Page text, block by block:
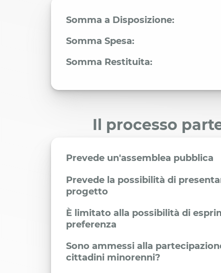
Somma a Disposizione:
Somma Spesa:
Somma Restituita:
Il processo
Prevede un'assemblea pubblica
Prevede la possibilità di
progetto
È limitato alla possibilità di
preferenza
Sono ammessi alla
cittadini minorenni?